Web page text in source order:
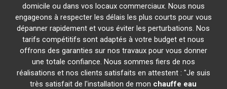
domicile ou dans vos locaux commerciaux. Nous nous
engageons à respecter les délais les plus courts pour vous
dépanner rapidement et vous éviter les perturbations. Nos
tarifs compétitifs sont adaptés à votre budget et nous
offrons des garanties sur nos travaux pour vous donner
une totale confiance. Nous sommes fiers de nos
réalisations et nos clients satisfaits en attestent : "Je suis
très satisfait de l'installation de mon chauffe eau